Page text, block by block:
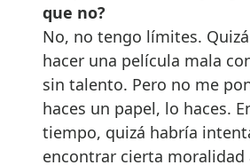
que no?
No, no tengo límites.
hacer una película mala
sin talento. Pero no me
haces un papel, lo haces.
tiempo, quizá habría
encontrar cierta moralidad